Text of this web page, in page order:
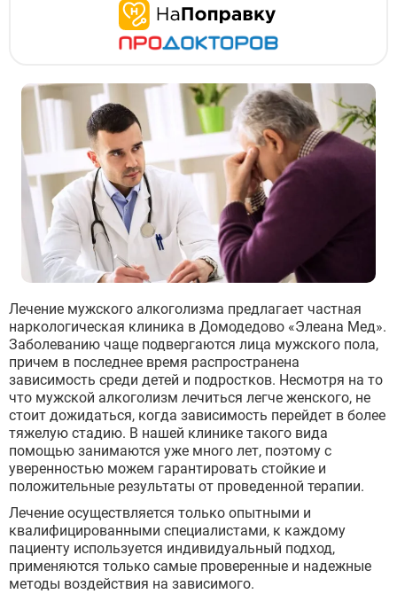
Лечение мужского алкоголизма предлагает частная
наркологическая клиника в Домодедово «Элеана Мед».
Заболеванию чаще подвергаются лица мужского пола,
причем в последнее время распространена
зависимость среди детей и подростков. Несмотря на то
что мужской алкоголизм лечиться легче женского, не
стоит дожидаться, когда зависимость перейдет в более
тяжелую стадию. В нашей клинике такого вида
помощью занимаются уже много лет, поэтому с
уверенностью можем гарантировать стойкие и
положительные результаты от проведенной терапии.
Лечение осуществляется только опытными и
квалифицированными специалистами, к каждому
пациенту используется индивидуальный подход,
применяются только самые проверенные и надежные
методы воздействия на зависимого.